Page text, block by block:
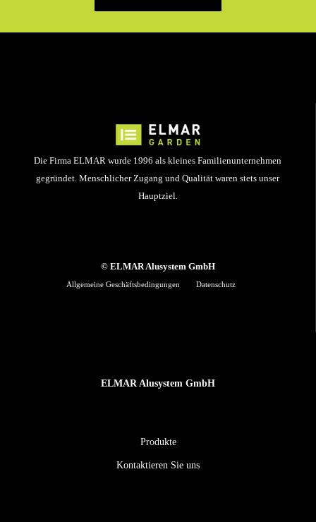
Die Firma ELMAR wurde 1996 als kleines Familienunternehmen
gegründet. Menschlicher Zugang und Qualität waren stets unser
Hauptziel.
© ELMAR Alusystem GmbH
Allgemeine Geschäftsbedingungen Datenschutz
ELMAR Alusystem GmbH
Produkte
Kontaktieren Sie uns